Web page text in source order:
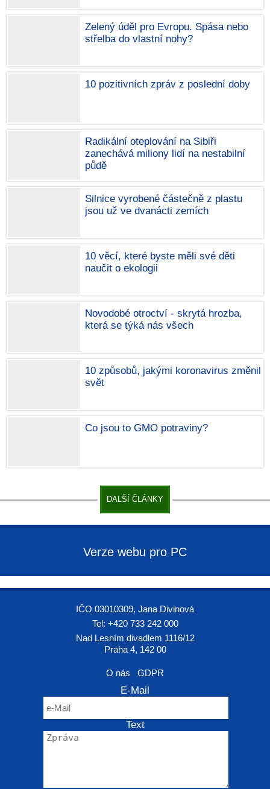
Zelený úděl pro Evropu. Spása nebo
střelba do vlastní nohy?
10 pozitivních zpráv z poslední doby
Radikální oteplování na Sibiři
zanechává miliony lidí na nestabilní
půdě
Silnice vyrobené částečně z plastu
jsou už ve dvanácti zemích
10 věcí, které byste měli své děti
naučit o ekologii
Novodobé otroctví - skrytá hrozba,
která se týká nás všech
10 způsobů, jakými koronavirus změnil
svět
Co jsou to GMO potraviny?
DALŠÍ ČLÁNKY
Verze webu pro PC
IČO 03010309, Jana Divinová
Tel: +420 733 242 000
Nad Lesním divadlem 1116/12
Praha 4, 142 00
O nás GDPR
E-Mail
Text